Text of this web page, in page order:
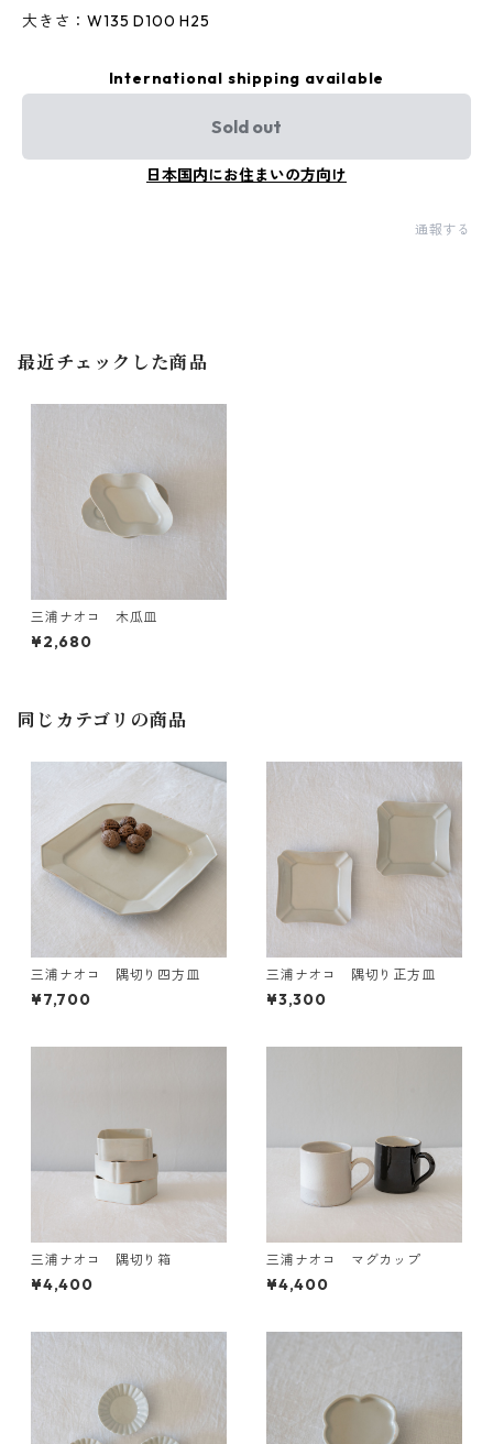
大きさ：W135 D100 H25
International shipping available
Sold out
日本国内にお住まいの方向け
通報する
最近チェックした商品
三浦ナオコ 木瓜皿
¥2,680
同じカテゴリの商品
三浦ナオコ 隅切り四方皿
¥7,700
三浦ナオコ 隅切り正方皿
¥3,300
三浦ナオコ 隅切り箱
¥4,400
三浦ナオコ マグカップ
¥4,400